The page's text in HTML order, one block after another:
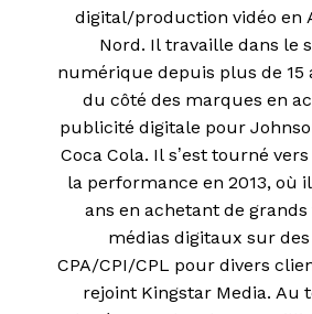
digital/production vidéo en
Nord. Il travaille dans le
numérique depuis plus de 15
du côté des marques en
publicité digitale pour
Coca Cola. Il s’est tourné
la performance en 2013, où
ans en achetant de
médias digitaux sur
CPA/CPI/CPL pour divers
rejoint Kingstar Media. Au